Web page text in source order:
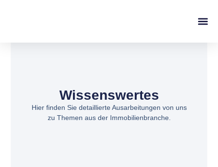
Wissenswertes
Hier finden Sie detaillierte Ausarbeitungen von uns
zu Themen aus der Immobilienbranche.